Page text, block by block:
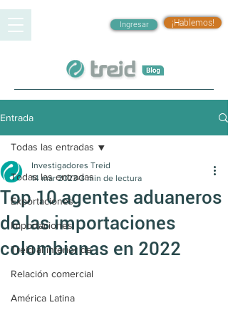
¡Hablemos!
Ingresar
Entrada
Todas las entradas
Exportaciones
Importaciones
Treid al interior de
Relación comercial
América Latina
Todas las entradas
Top 10 agentes aduaneros
de las importaciones
colombianas en 2022
Investigadores Treid
14 mar 2023 3 min de lectura